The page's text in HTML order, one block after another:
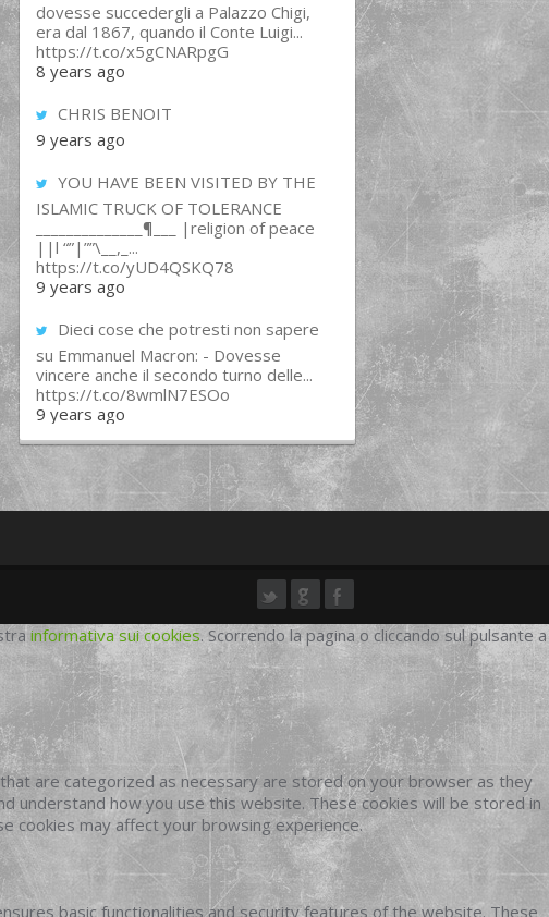
dovesse succedergli a Palazzo Chigi,
era dal 1867, quando il Conte Luigi...
https://t.co/x5gCNARpgG
8 years ago
CHRIS BENOIT
9 years ago
YOU HAVE BEEN VISITED BY THE
ISLAMIC TRUCK OF TOLERANCE
______________¶___ |religion of peace
||l “”|””\__,_...
https://t.co/yUD4QSKQ78
9 years ago
Dieci cose che potresti non sapere
su Emmanuel Macron: - Dovesse
vincere anche il secondo turno delle...
https://t.co/8wmlN7ESOo
9 years ago
informativa sui cookies. Scorrendo la pagina o cliccando sul pulsante a
are categorized as necessary are stored on your browser as they
understand how you use this website. These cookies will be stored in
cookies may affect your browsing experience.
basic functionalities and security features of the website. These